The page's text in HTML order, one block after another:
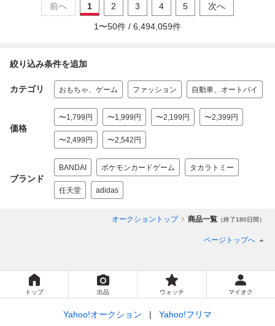
前へ 1 2 3 4 5 次へ
1 〜50件 / 6,494,059件
絞り込み条件を追加
カテゴリ おもちゃ、ゲーム ファッション 自動車、オートバイ
価格
〜1,799円 〜1,999円 〜2,199円 〜2,399円
〜2,499円 〜2,542円
ブランド
BANDAI ポケモンカードゲーム タカラトミー
任天堂 adidas
オークショントップ 商品一覧 （終了180日間）
ページトップへ
トップ 出品 ウォッチ マイオク
Yahoo!オークション Yahoo!フリマ